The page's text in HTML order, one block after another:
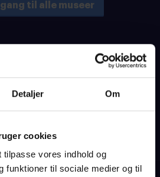
Detaljer Om
cookies
vores indhold og
funktioner til sociale medier og til
til alle museer